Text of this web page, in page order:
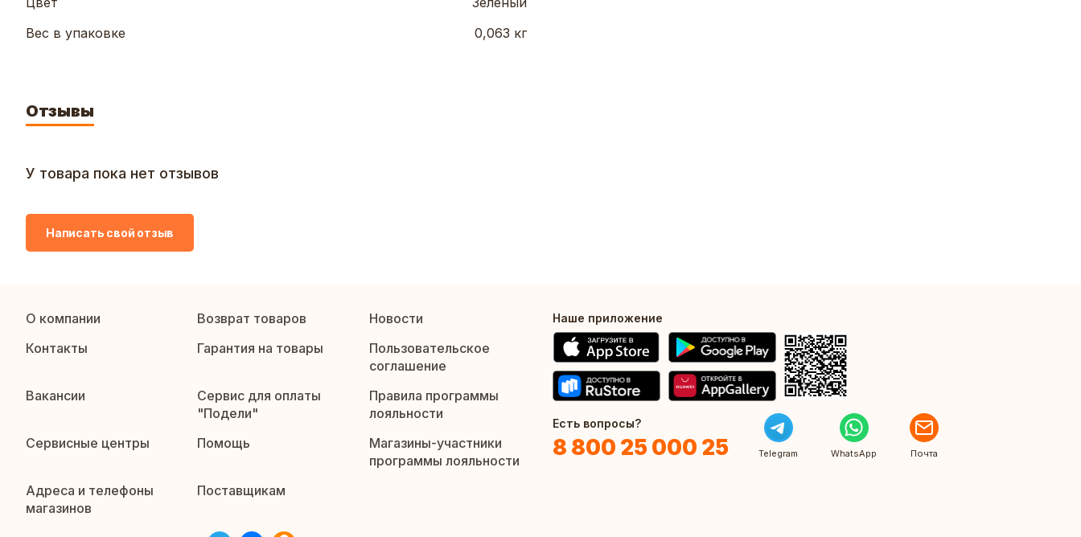
Вес в упаковке
0,063 кг
Отзывы
У товара пока нет отзывов
Написать свой отзыв
О компании Возврат товаров
Новости
Контакты
Гарантия на товары
Пользовательское
соглашение
Вакансии
Сервис для оплаты
"Подели"
Правила программы
лояльности
Сервисные центры
Помощь
Магазины-участники
программы лояльности
Адреса и телефоны
магазинов
Поставщикам
Наше приложение
Есть вопросы?
8 800 25 000 25 Telegram WhatsApp Почта